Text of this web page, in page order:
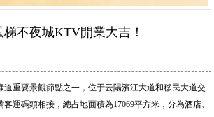
不夜城KTV開業大吉！
重要景觀節點之一，位于云陽濱江大道和移民大道交
運碼頭相接，總占地面積為17069平方米，分為酒店、